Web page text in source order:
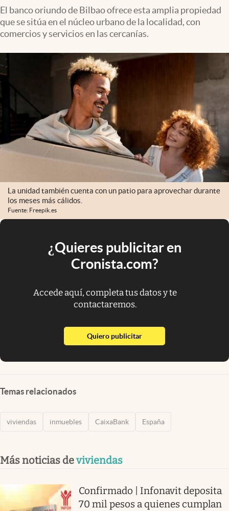
El banco oriundo de Bilbao ofrece esta amplia propiedad
que se sitúa en el núcleo urbano de la localidad, con
comercios y servicios en las cercanías.
La unidad también cuenta con un patio para aprovechar durante
los meses más cálidos.
Fuente: Freepik.es
¿Quieres publicitar en
Cronista.com?
Accede aquí, completa tus datos y te
contactaremos.
Quiero publicitarabre en nueva pestaña
Temas relacionados
viviendas inmuebles CaixaBank España
Más noticias deviviendas
Confirmado | Infonavit deposita
70 mil pesos a quienes cumplan